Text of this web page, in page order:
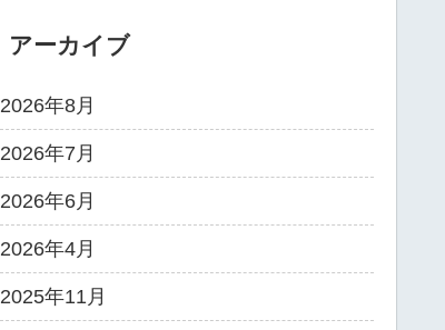
アーカイブ
2026年8月
2026年7月
2026年6月
2026年4月
2025年11月